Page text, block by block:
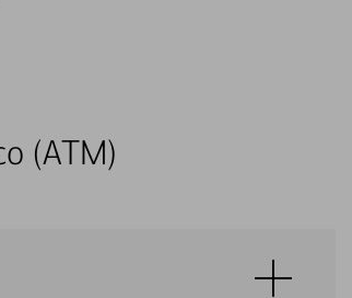
(ATM)